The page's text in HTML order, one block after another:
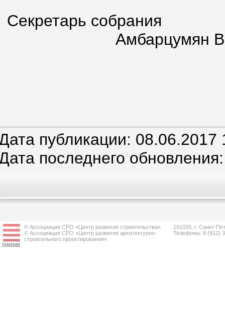
Секретарь собрания
Амбарцумян
публикации: 08.06.2017
последнего
© Ассоциация СРО «Центр развития строительства»
© Ассоциация СРО «Центр развития архитектурно-
строительного проектирования»
191025, г. Санкт-
Телефоны: 8 (812)